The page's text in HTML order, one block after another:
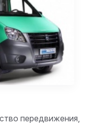
передвижения,